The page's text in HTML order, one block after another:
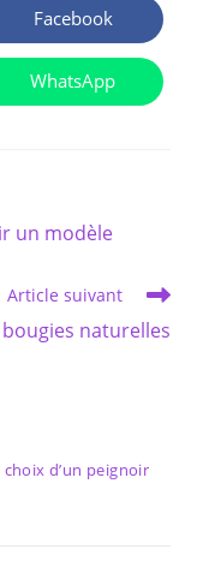
Ouvrir
dans
une
autre
fenêtre
Facebook
Ouvrir
dans
WhatsApp
un modèle
Article suivant
naturelles
d’un peignoir